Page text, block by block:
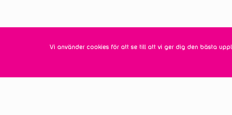
Vi använder cookies för att se till att vi ger dig den bästa